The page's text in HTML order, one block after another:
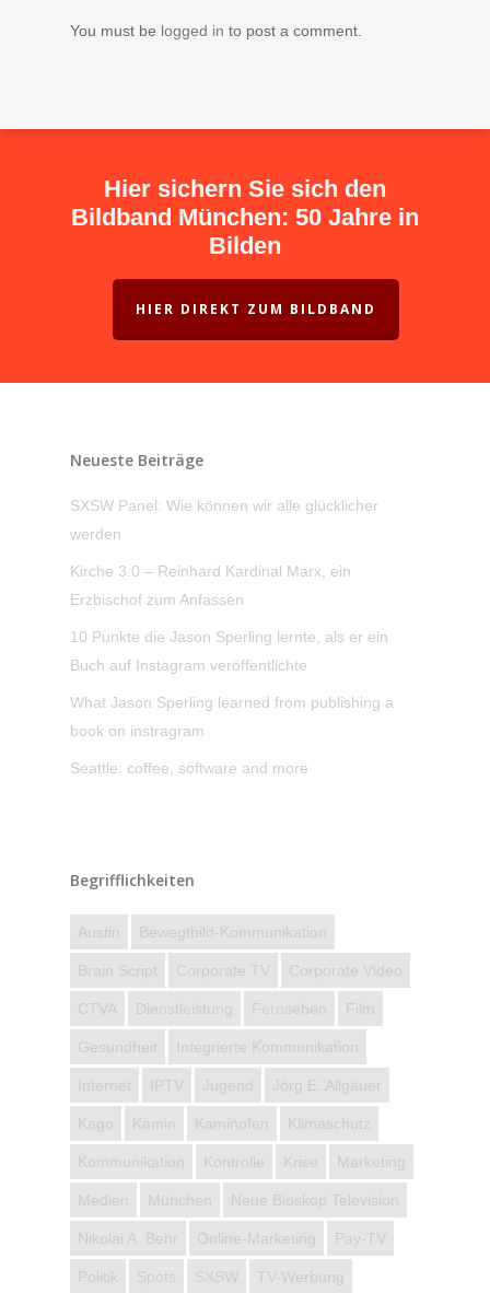
You must be logged in to post a comment.
Hier sichern Sie sich den
Bildband München: 50 Jahre in
Bilden
HIER DIREKT ZUM BILDBAND
Neueste Beiträge
SXSW Panel: Wie können wir alle glücklicher
werden
Kirche 3.0 – Reinhard Kardinal Marx, ein
Erzbischof zum Anfassen
10 Punkte die Jason Sperling lernte, als er ein
Buch auf Instagram veröffentlichte
What Jason Sperling learned from publishing a
book on instragram
Seattle: coffee, software and more
Begrifflichkeiten
Austin Bewegtbild-Kommunikation
Brain Script Corporate TV Corporate Video
CTVA Dienstleistung Fernsehen Film
Gesundheit Integrierte Kommunikation
Internet IPTV Jugend Jörg E. Allgäuer
Kago Kamin Kaminofen Klimaschutz
Kommunikation Kontrolle Krise Marketing
Medien München Neue Bioskop Television
Nikolai A. Behr Online-Marketing Pay-TV
Politik Spots SXSW TV-Werbung